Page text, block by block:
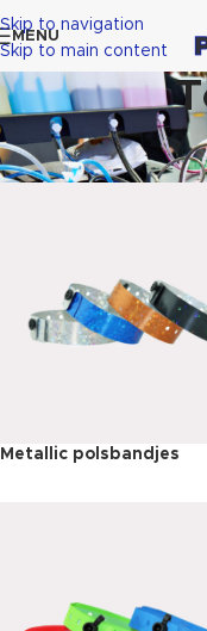
Skip to navigation
Skip to main content
MENU
Metallic polsbandjes